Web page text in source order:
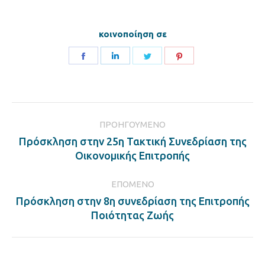
κοινοποίηση σε
Share
ΠΡΟΗΓΟΎΜΕΝΟ
Previous
post:
Πρόσκληση στην 25η Τακτική Συνεδρίαση της
Οικονομικής Επιτροπής
ΕΠΌΜΕΝΟ
Next
post:
Πρόσκληση στην 8η συνεδρίαση της Επιτροπής
Ποιότητας Ζωής